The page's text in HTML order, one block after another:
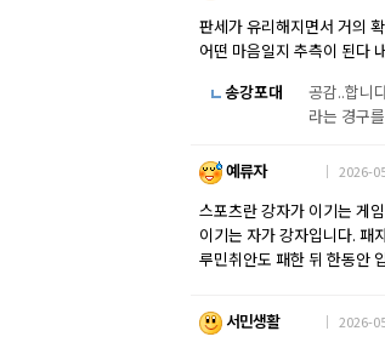
판세가 유리해지면서 거의
어떤 마음일지 추측이 된다
송강포대
공감..합니
라는 경구
예류자 ｜ 2026-
스포츠란 강자가 이기는 게
이기는 자가 강자입니다. 패
루민취안도 패한 뒤 한동안
서민생활 ｜ 2026-